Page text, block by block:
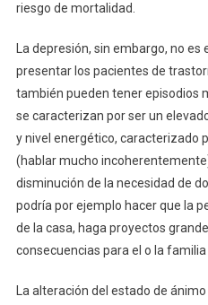
riesgo de mortalidad.
La depresión, sin embargo, no es
presentar los pacientes de
también pueden tener episodios
se caracterizan por ser un
y nivel energético, caracterizado
(hablar mucho
disminución de la necesidad de
podría por ejemplo hacer que la
de la casa, haga proyectos
consecuencias para el o la familia
La alteración del estado de